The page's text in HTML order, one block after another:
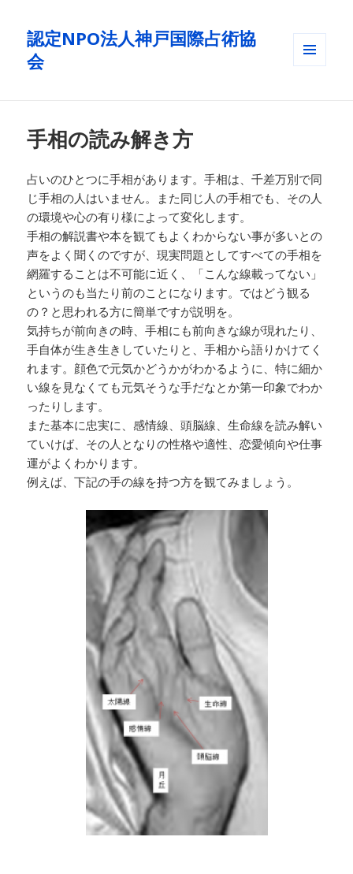
認定NPO法人神戸国際占術協
会
手相の読み解き方
占いのひとつに手相があります。手相は、千差万別で同
じ手相の人はいません。また同じ人の手相でも、その人
の環境や心の有り様によって変化します。
手相の解説書や本を観てもよくわからない事が多いとの
声をよく聞くのですが、現実問題としてすべての手相を
網羅することは不可能に近く、「こんな線載ってない」
というのも当たり前のことになります。ではどう観る
の？と思われる方に簡単ですが説明を。
気持ちが前向きの時、手相にも前向きな線が現れたり、
手自体が生き生きしていたりと、手相から語りかけてく
れます。顔色で元気かどうかがわかるように、特に細か
い線を見なくても元気そうな手だなとか第一印象でわか
ったりします。
また基本に忠実に、感情線、頭脳線、生命線を読み解い
ていけば、その人となりの性格や適性、恋愛傾向や仕事
運がよくわかります。
例えば、下記の手の線を持つ方を観てみましょう。